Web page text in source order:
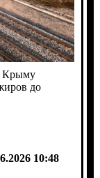
Крыму
до
10:48